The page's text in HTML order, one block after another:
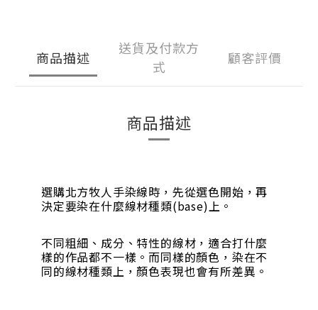
商品描述
送貨及付款方
式
顧客評價
商品描述
選購北方牧人手染線時，先從選色開始，再
決定要染在什麼線材種類(base)上。
不同粗細、成分、特性的線材，適合打什麼
樣的作品都不一樣。而同樣的顏色，染在不
同的線材種類上，顏色表現也會有所差異。